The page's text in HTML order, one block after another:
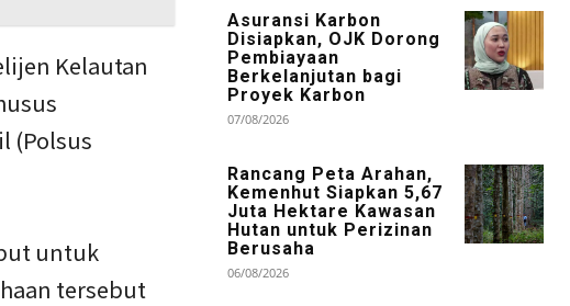
Kelautan
(Polsus
untuk
tersebut
Asuransi Karbon
Disiapkan, OJK Dorong
Pembiayaan
Berkelanjutan bagi
Proyek Karbon
07/08/2026
Rancang Peta Arahan,
Kemenhut Siapkan 5,67
Juta Hektare Kawasan
Hutan untuk Perizinan
Berusaha
06/08/2026